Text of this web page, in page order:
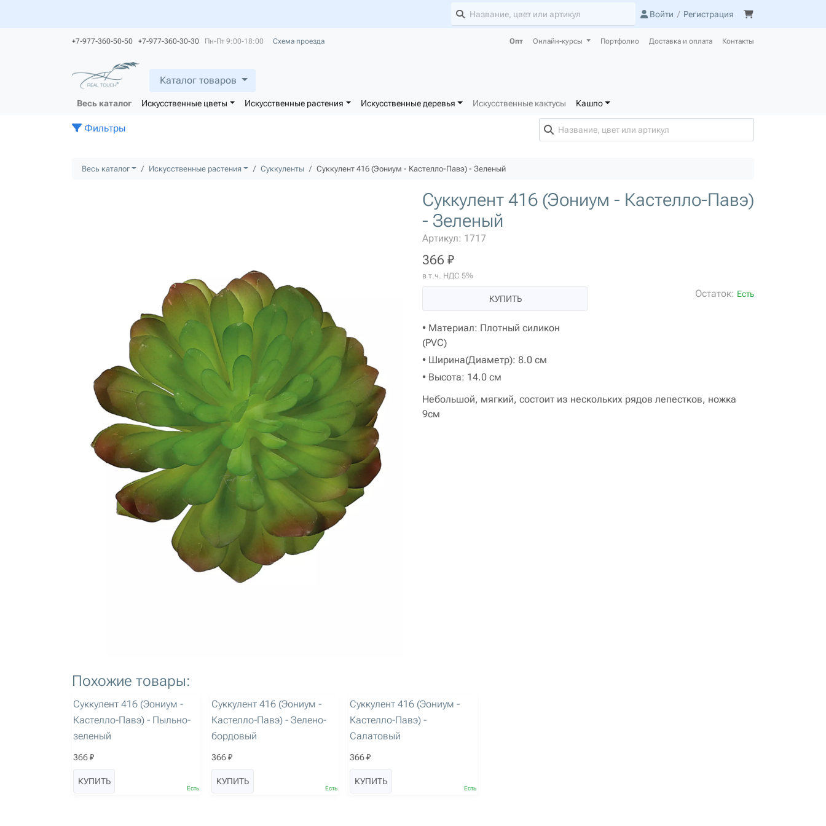
Войти / Регистрация
+7-977-360-50-50 +7-977-360-30-30 Пн-Пт 9:00-18:00 Схема проезда Опт Онлайн-курсы Портфолио Доставка и оплата Контакты
Каталог товаров
Весь каталог Искусственные цветы Искусственные растения Искусственные деревья Искусственные кактусы Кашпо
Фильтры
Весь каталог Искусственные растения Суккуленты Суккулент 416 (Эониум - Кастелло-Павэ) - Зеленый
Суккулент 416 (Эониум - Кастелло-Павэ)
- Зеленый
Артикул: 1717
366 ₽
в т.ч. НДС 5%
КУПИТЬ Остаток: Есть
• Материал: Плотный силикон
(PVC)
• Ширина(Диаметр): 8.0 см
• Высота: 14.0 см
Небольшой, мягкий, состоит из нескольких рядов лепестков, ножка
9см
Похожие товары:
артикул: 1716
Суккулент 416 (Эониум -
Кастелло-Павэ) - Пыльно-
зеленый
366 ₽
КУПИТЬ
Есть
Суккулент 416 (Эониум -
Кастелло-Павэ) - Зелено-
бордовый
366 ₽
КУПИТЬ
Есть
Суккулент 416 (Эониум -
Кастелло-Павэ) -
Салатовый
366 ₽
КУПИТЬ
Есть